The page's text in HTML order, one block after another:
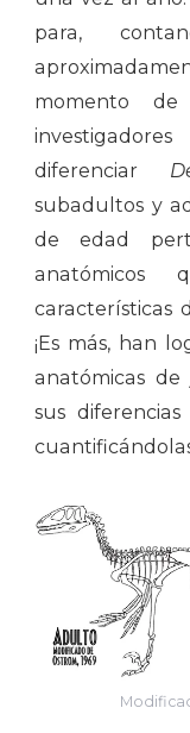
para,
momento
diferenciar
subadultos y
de edad
anatómicos
características
¡Es más, han
anatómicas de
sus